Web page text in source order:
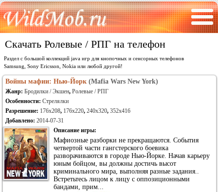
Скачать Ролевые / РПГ на телефон
Раздел с большой коллекций java игр для кнопочных и сенсорных телефонов
Samsung, Sony Ericsson, Nokia или любой другой!
Войны мафии: Нью-Йорк (Mafia Wars New York)
Жанр: Бродилки / Экшен, Ролевые / РПГ
Особенности: Стрелялки
Разрешение: 176x208, 176x220, 240x320, 352x416
Добавлено: 2014-07-31
Описание игры:
Мафиозные разборки не прекращаются. События
четвертой части гангстерского боевика
разворачиваются в городе Нью-Йорке. Начав карьеру
юным бойцом, вы должны достичь высот
криминального мира, выполняя разные задания..
Встретьтесь лицом к лицу с оппозиционными
бандами, прим...